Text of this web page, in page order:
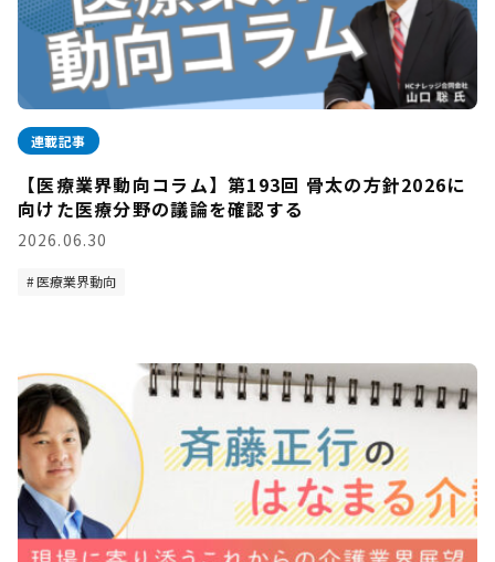
連載記事
【医療業界動向コラム】第193回 骨太の方針2026に
向けた医療分野の議論を確認する
2026.06.30
医療業界動向